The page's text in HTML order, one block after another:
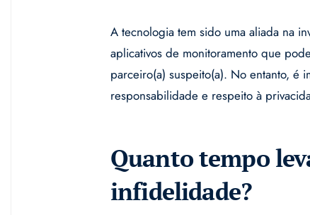
A tecnologia tem sido uma aliada na
aplicativos de monitoramento que
parceiro(a) suspeito(a). No entanto, é
responsabilidade e respeito à
Quanto tempo
infidelidade?